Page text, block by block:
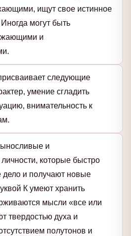
ищут свое истинное
могут быть
и
следующие
умение сгладить
внимательность к
и
которые быстро
дело и получают новые
К умеют хранить
мысли «все или
твердостью духа и
полутонов и